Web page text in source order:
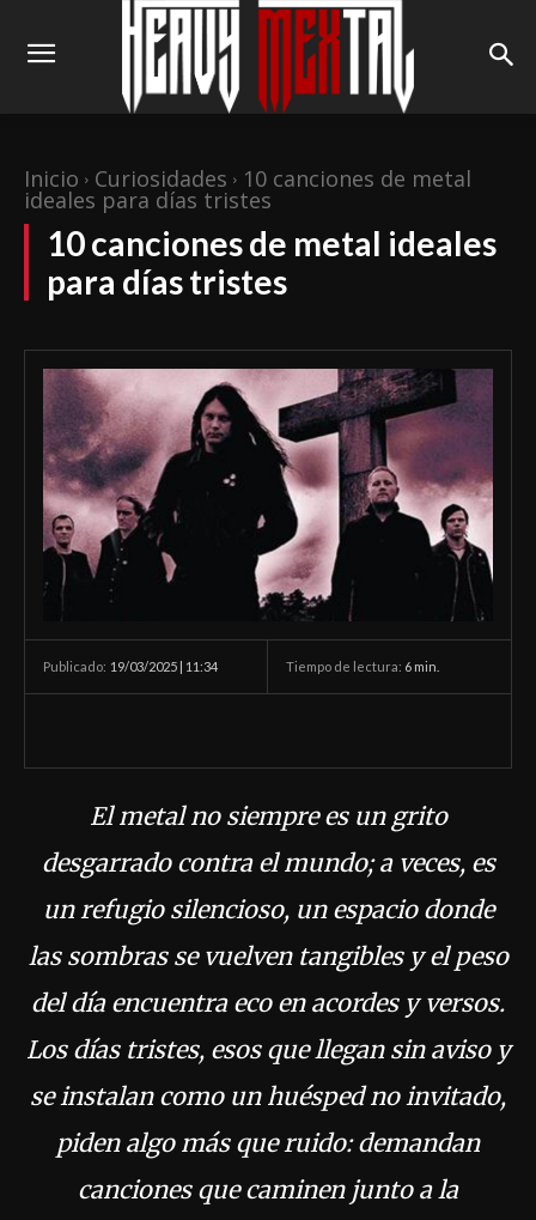
Inicio Curiosidades 10 canciones de metal
ideales para días tristes
10 canciones de metal ideales
para días tristes
Publicado: 19/03/2025 | 11:34 Tiempo de lectura: 6 min.
El metal no siempre es un grito
desgarrado contra el mundo; a veces, es
un refugio silencioso, un espacio donde
las sombras se vuelven tangibles y el peso
del día encuentra eco en acordes y versos.
Los días tristes, esos que llegan sin aviso y
se instalan como un huésped no invitado,
piden algo más que ruido: demandan
canciones que caminen junto a la